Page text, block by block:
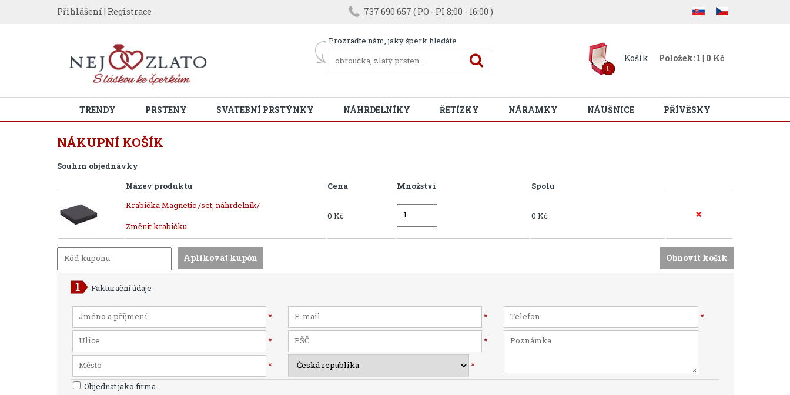
Přihlášení | Registrace 737 690 657 ( PO - PI 8:00 - 16:00 )
Prozraďte nám, jaký šperk hledáte
1
Košík Položek: 1 | 0 Kč
TRENDY PRSTENY SVATEBNÍ PRSTÝNKY NÁHRDELNÍKY ŘETÍZKY NÁRAMKY NÁUŠNICE PŘÍVĚSKY
NÁKUPNÍ KOŠÍK
Souhrn objednávky
Název produktu
Cena Množství
Spolu
Krabička Magnetic /set, náhrdelník/
Změnit krabičku
0 Kč 0 Kč
Fakturační údaje
* * *
* *
*
*
Objednat jako firma